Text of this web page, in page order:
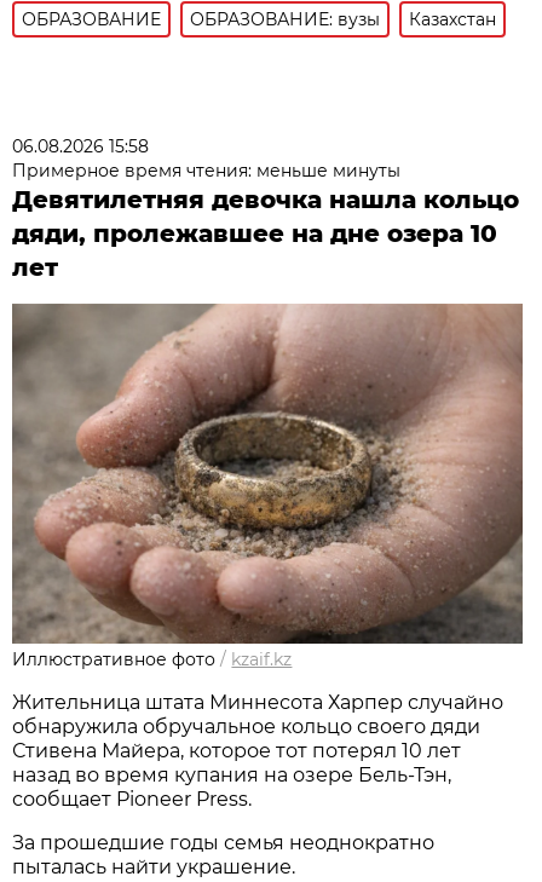
ОБРАЗОВАНИЕ ОБРАЗОВАНИЕ: вузы Казахстан
06.08.2026 15:58
Примерное время чтения: меньше минуты
Девятилетняя девочка нашла кольцо
дяди, пролежавшее на дне озера 10
лет
Иллюстративное фото / kzaif.kz
Жительница штата Миннесота Харпер случайно
обнаружила обручальное кольцо своего дяди
Стивена Майера, которое тот потерял 10 лет
назад во время купания на озере Бель-Тэн,
сообщает Pioneer Press.
За прошедшие годы семья неоднократно
пыталась найти украшение.